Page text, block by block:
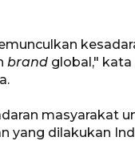
brand global,"
masyarakat
yang dilakukan